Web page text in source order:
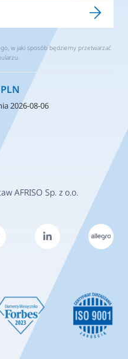
AFRISO Sp. z o.o.
w jaki sposób będziemy przetwarzać
2026-08-06